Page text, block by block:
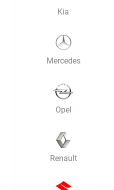
Kia
Mercedes
Opel
Renault